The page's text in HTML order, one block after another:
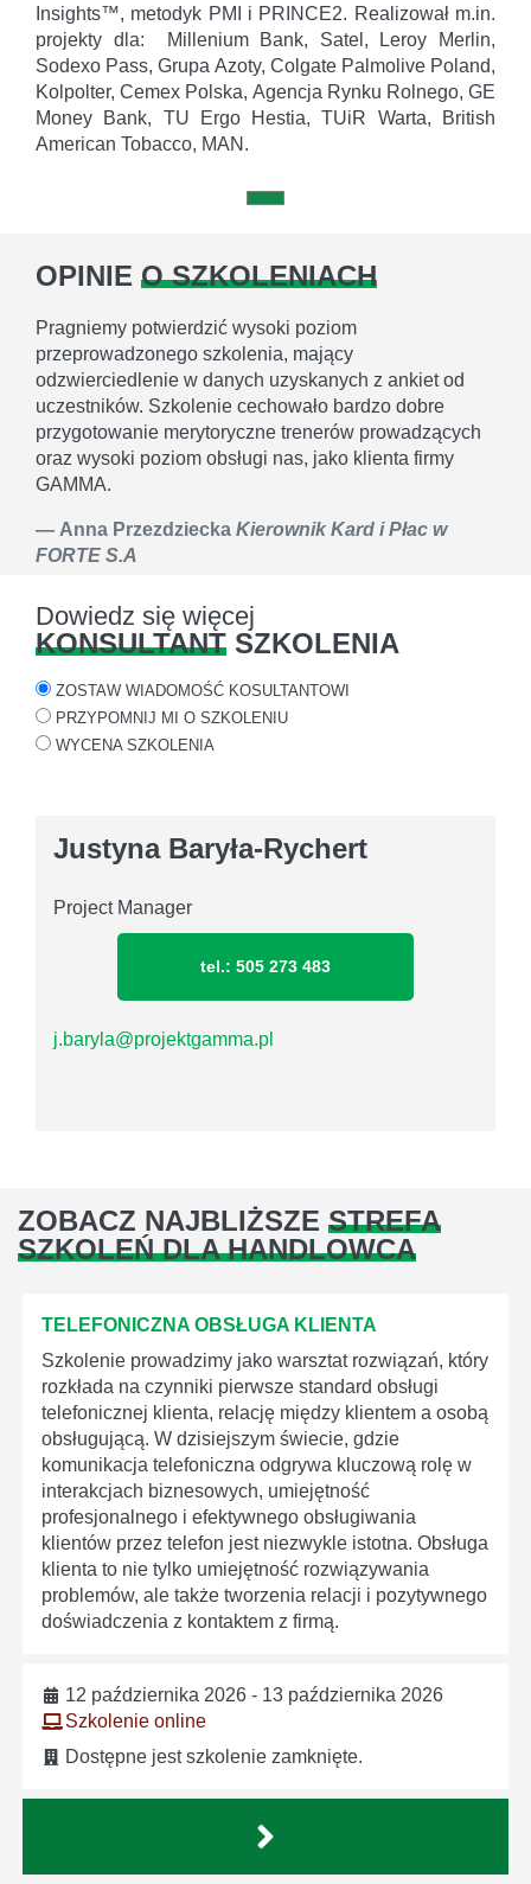
Insights™, metodyk PMI i PRINCE2. Realizował m.in.
projekty dla: Millenium Bank, Satel, Leroy Merlin,
Sodexo Pass, Grupa Azoty, Colgate Palmolive Poland,
Kolpolter, Cemex Polska, Agencja Rynku Rolnego, GE
Money Bank, TU Ergo Hestia, TUiR Warta, British
American Tobacco, MAN.
OPINIE O SZKOLENIACH
Pragniemy potwierdzić wysoki poziom
przeprowadzonego szkolenia, mający
odzwierciedlenie w danych uzyskanych z ankiet od
uczestników. Szkolenie cechowało bardzo dobre
przygotowanie merytoryczne trenerów prowadzących
oraz wysoki poziom obsługi nas, jako klienta firmy
GAMMA.
Anna Przezdziecka Kierownik Kard i Płac w
FORTE S.A
Dowiedz się więcej
KONSULTANT SZKOLENIA
ZOSTAW WIADOMOŚĆ KOSULTANTOWI
PRZYPOMNIJ MI O SZKOLENIU
WYCENA SZKOLENIA
Justyna Baryła-Rychert
Project Manager
tel.: 505 273 483
j.baryla@projektgamma.pl
ZOBACZ NAJBLIŻSZE STREFA
SZKOLEŃ DLA HANDLOWCA
TELEFONICZNA OBSŁUGA KLIENTA
Szkolenie prowadzimy jako warsztat rozwiązań, który
rozkłada na czynniki pierwsze standard obsługi
telefonicznej klienta, relację między klientem a osobą
obsługującą. W dzisiejszym świecie, gdzie
komunikacja telefoniczna odgrywa kluczową rolę w
interakcjach biznesowych, umiejętność
profesjonalnego i efektywnego obsługiwania
klientów przez telefon jest niezwykle istotna. Obsługa
klienta to nie tylko umiejętność rozwiązywania
problemów, ale także tworzenia relacji i pozytywnego
doświadczenia z kontaktem z firmą.
12 października 2026 - 13 października 2026
Szkolenie online
Dostępne jest szkolenie zamknięte.